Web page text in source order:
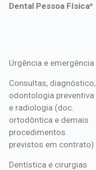
Dental Pessoa Física*
*Procedimentos Amil
Urgência e emergência
Consultas, diagnóstico,
odontologia preventiva
e radiologia (doc.
ortodôntica e demais
procedimentos
previstos em contrato)
Dentística e cirurgias